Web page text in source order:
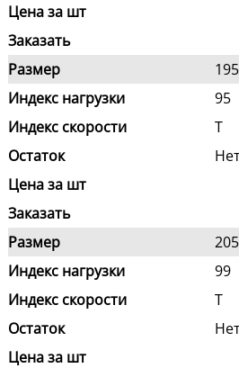
Цена за шт
Заказать
Размер
Индекс нагрузки
95
Индекс скорости
T
Остаток
Цена за шт
Заказать
Размер
Индекс нагрузки
99
Индекс скорости
T
Остаток
Цена за шт